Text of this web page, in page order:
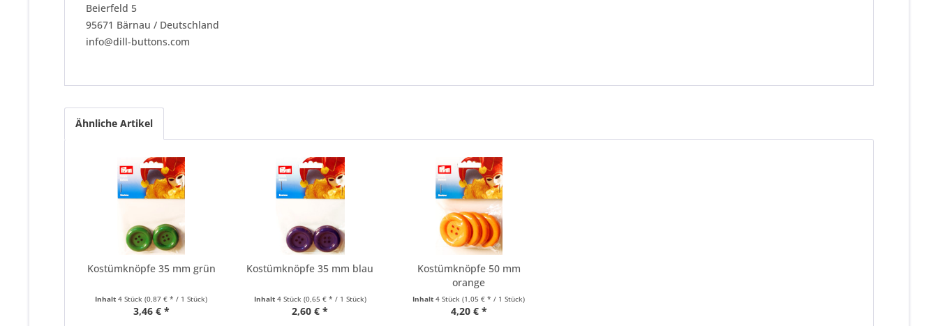
Beierfeld 5
95671 Bärnau / Deutschland
info@dill-buttons.com
Ähnliche Artikel
Kostümknöpfe 35 mm grün
Inhalt4 Stück(0,87 € * / 1 Stück)
3,46 € *
Kostümknöpfe 35 mm blau
Inhalt 4 Stück (0,65 € * / 1 Stück)
2,60 € *
Kostümknöpfe 50 mm
orange
Inhalt4 Stück(1,05 € * / 1 Stück)
4,20 € *